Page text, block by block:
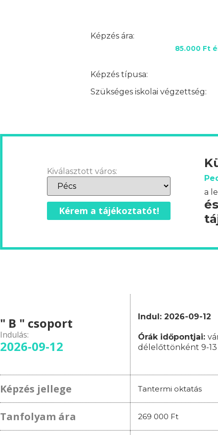
Képzés ára:
85.000 Ft
Képzés típusa:
Szükséges iskolai végzettség:
Kiválasztott város:
Kérem a tájékoztatót!
a
" B " csoport
Indulás:
2026-09-12
Indul: 2026-09-12
Órák időpontjai:
délelőttönként 9-13
Képzés jellege Tantermi oktatás
Tanfolyam ára 269 000 Ft